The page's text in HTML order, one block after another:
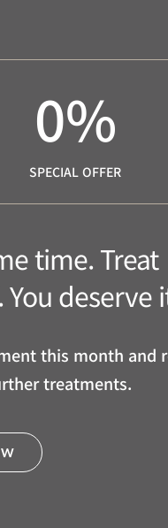
0%
SPECIAL OFFER
time. Treat
deserve
this month and
treatments.